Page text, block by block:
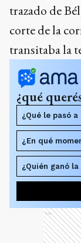
trazado de
corte de la
transitaba la
¿qué
¿Qué le pasó
¿En qué
¿Quién ganó
Ads